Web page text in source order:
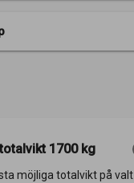
1700 kg
möjliga totalvikt på valt